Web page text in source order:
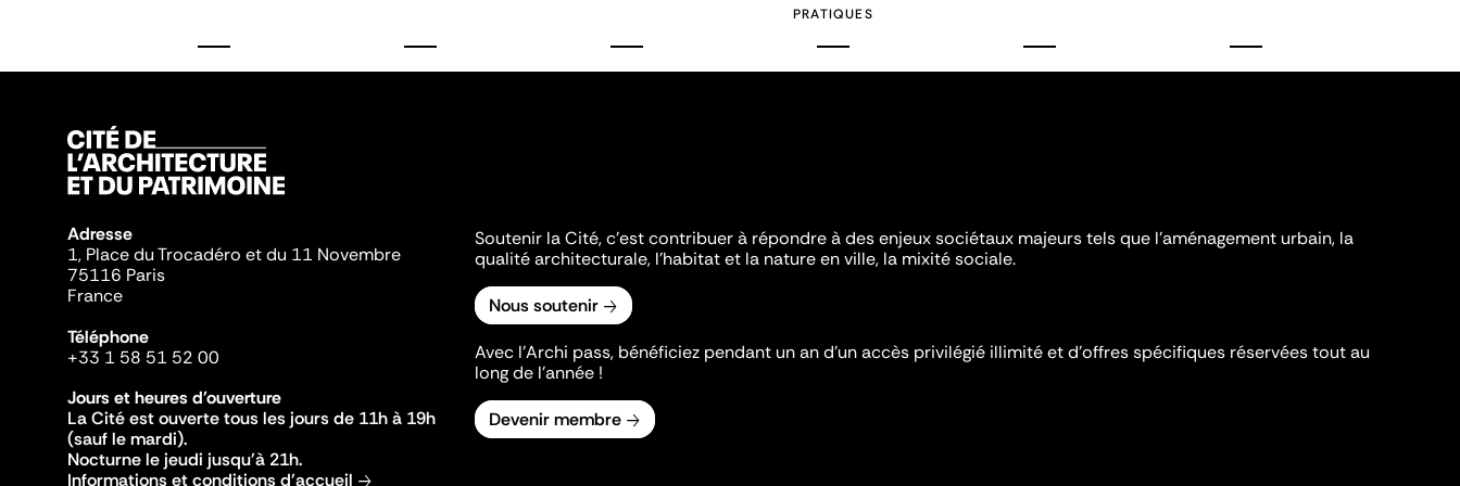
PRATIQUES
Adresse
1, Place du Trocadéro et du 11 Novembre
75116 Paris
France
Téléphone
+33 1 58 51 52 00
Jours et heures d'ouverture
La Cité est ouverte tous les jours de 11h à 19h
(sauf le mardi).
Nocturne le jeudi jusqu'à 21h.
Informations et conditions d'accueil
Soutenir la Cité, c'est contribuer à répondre à des enjeux sociétaux majeurs tels que l'aménagement urbain, la
qualité architecturale, l'habitat et la nature en ville, la mixité sociale.
Nous soutenir
Avec l’Archi pass, bénéficiez pendant un an d’un accès privilégié illimité et d’offres spécifiques réservées tout au
long de l’année !
Devenir membre